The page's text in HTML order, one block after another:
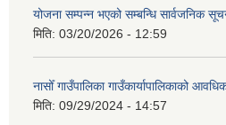
योजना सम्पन्न भएको सम्बन्धि सार्वजनिक
मिति: 03/20/2026 - 12:59
नासोँ गाउँपालिका गाउँकार्यापालिकाको
मिति: 09/29/2024 - 14:57